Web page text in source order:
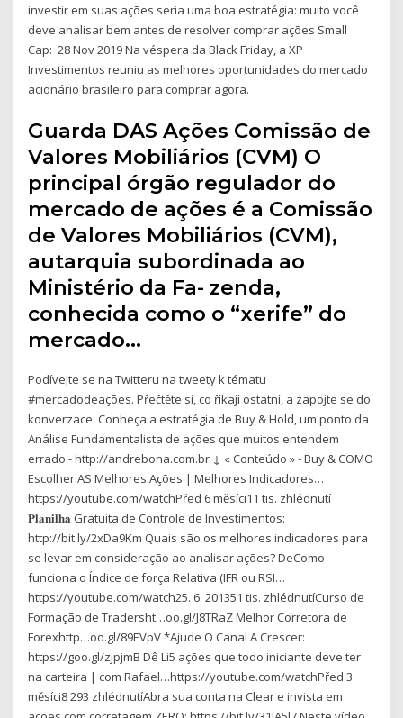
investir em suas ações seria uma boa estratégia: muito você
deve analisar bem antes de resolver comprar ações Small
Cap: 28 Nov 2019 Na véspera da Black Friday, a XP
Investimentos reuniu as melhores oportunidades do mercado
acionário brasileiro para comprar agora.
Guarda DAS Ações Comissão de
Valores Mobiliários (CVM) O
principal órgão regulador do
mercado de ações é a Comissão
de Valores Mobiliários (CVM),
autarquia subordinada ao
Ministério da Fa- zenda,
conhecida como o “xerife” do
mercado…
Podívejte se na Twitteru na tweety k tématu
#mercadodeações. Přečtěte si, co říkají ostatní, a zapojte se do
konverzace. Conheça a estratégia de Buy & Hold, um ponto da
Análise Fundamentalista de ações que muitos entendem
errado - http://andrebona.com.br ↓ « Conteúdo » - Buy & COMO
Escolher AS Melhores Ações | Melhores Indicadores…
https://youtube.com/watchPřed 6 měsíci11 tis. zhlédnutí
𝐏𝐥𝐚𝐧𝐢𝐥𝐡𝐚 Gratuita de Controle de Investimentos:
http://bit.ly/2xDa9Km Quais são os melhores indicadores para
se levar em consideração ao analisar ações? DeComo
funciona o Índice de força Relativa (IFR ou RSI…
https://youtube.com/watch25. 6. 201351 tis. zhlédnutíCurso de
Formação de Tradersht…oo.gl/J8TRaZ Melhor Corretora de
Forexhttp…oo.gl/89EVpV *Ajude O Canal A Crescer:
https://goo.gl/zjpjmB Dê Li5 ações que todo iniciante deve ter
na carteira | com Rafael…https://youtube.com/watchPřed 3
měsíci8 293 zhlédnutíAbra sua conta na Clear e invista em